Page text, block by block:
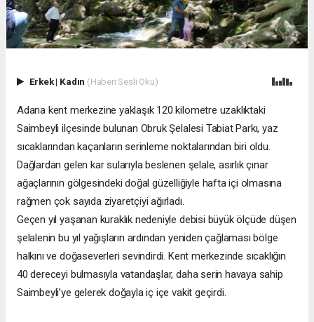
Erkek| Kadın (Haberi Sesli Oku)
Adana kent merkezine yaklaşık 120 kilometre uzaklıktaki
Saimbeyli ilçesinde bulunan Obruk Şelalesi Tabiat Parkı, yaz
sıcaklarından kaçanların serinleme noktalarından biri oldu.
Dağlardan gelen kar sularıyla beslenen şelale, asırlık çınar
ağaçlarının gölgesindeki doğal güzelliğiyle hafta içi olmasına
rağmen çok sayıda ziyaretçiyi ağırladı.
Geçen yıl yaşanan kuraklık nedeniyle debisi büyük ölçüde düşen
şelalenin bu yıl yağışların ardından yeniden çağlaması bölge
halkını ve doğaseverleri sevindirdi. Kent merkezinde sıcaklığın
40 dereceyi bulmasıyla vatandaşlar, daha serin havaya sahip
Saimbeyli’ye gelerek doğayla iç içe vakit geçirdi.